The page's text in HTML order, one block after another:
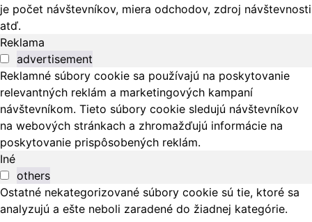
je počet návštevníkov, miera odchodov, zdroj návštevnosti
atď.
Reklama
advertisement
Reklamné súbory cookie sa používajú na poskytovanie
relevantných reklám a marketingových kampaní
návštevníkom. Tieto súbory cookie sledujú návštevníkov
na webových stránkach a zhromažďujú informácie na
poskytovanie prispôsobených reklám.
Iné
others
Ostatné nekategorizované súbory cookie sú tie, ktoré sa
analyzujú a ešte neboli zaradené do žiadnej kategórie.